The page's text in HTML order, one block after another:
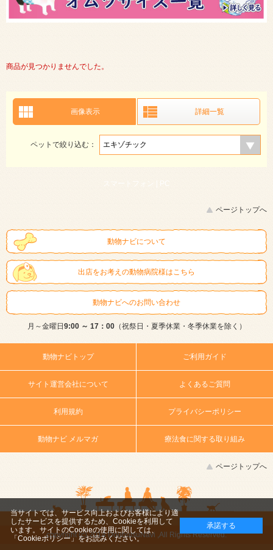
商品が見つかりませんでした。
画像表示 詳細一覧
ペットで絞り込む：
スマートフォン |
ページトップへ
動物ナビについて
出店をお考えの動物病院様はこちら
動物ナビへのお問い合わせ
月～金曜日 9:00 ～ 17：00（祝祭日・夏季休業・冬季休業を除く）
動物ナビトップ ご利用ガイド
サイト運営会社について よくあるご質問
利用規約 プライバシーポリシー
動物ナビ メルマガ 療法食に関する取り組み
ページトップへ
copyright (c) 2014 DoubutsuNavi ,All Rights Reserved.
当サイトでは、サービス向上およびお客様により適
したサービスを提供するため、Cookieを利用して
います。サイトのCookieの使用に関しては、
「Cookieポリシー」 をお読みください。
承諾する